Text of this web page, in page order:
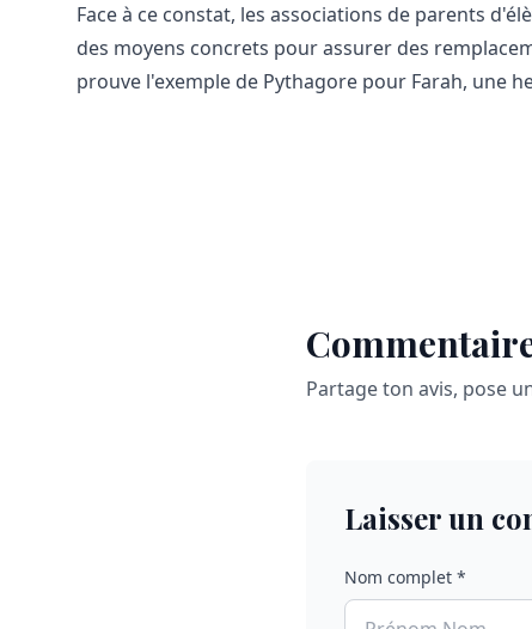
Face à ce constat, les associations de parents
des moyens concrets pour assurer des
prouve l'exemple de Pythagore pour Farah, une
Partage ton avis, pose
Laisser un
Nom complet *